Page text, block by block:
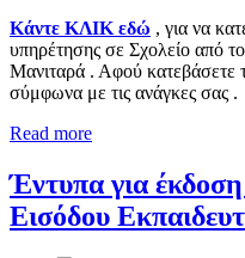
Κάντε ΚΛΙΚ εδώ , για να
υπηρέτησης σε Σχολείο από
Μανιταρά . Αφού κατεβάσετε
σύμφωνα με τις ανάγκες σας .
Read more
Έντυπα για
Εισόδου